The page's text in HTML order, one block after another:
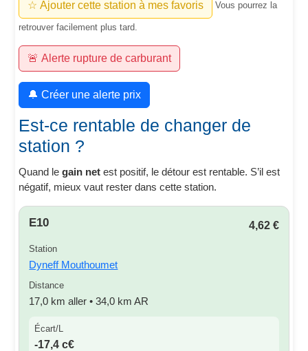
☆ Ajouter cette station à mes favoris Vous pourrez la
retrouver facilement plus tard.
🚨 Alerte rupture de carburant
🔔 Créer une alerte prix
Est-ce rentable de changer de
station ?
Quand legain net est positif, le détour est rentable. S’il est
négatif, mieux vaut rester dans cette station.
E10 4,62 €
Station
Dyneff Mouthoumet
Distance
17,0 km aller • 34,0 km AR
Écart/L
-17,4 c€